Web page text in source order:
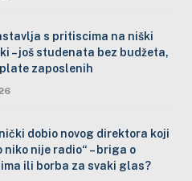
s pritiscima na niški
– još studenata bez budžeta,
zaposlenih
dobio novog direktora koji
niko nije radio“ – briga o
ili borba za svaki glas?